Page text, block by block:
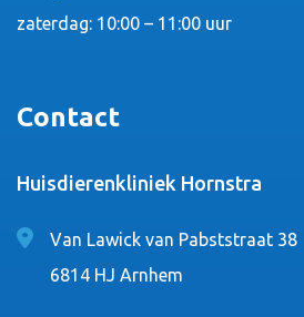
zaterdag: 10:00 – 11:00 uur
Contact
Huisdierenkliniek Hornstra
Van Lawick van Pabststraat 38
6814 HJ Arnhem